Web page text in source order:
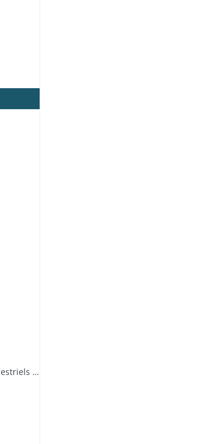
Annexe de Saint-Blaise et Lièvre : décomptes trimestriels : formulaires.